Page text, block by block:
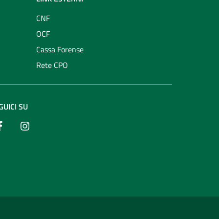
CNF
OCF
Cassa Forense
Rete CPO
SU